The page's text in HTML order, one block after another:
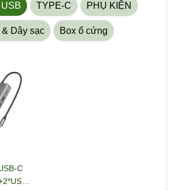
TYPE-C PHỤ KIỆN
& Dây sạc Box ổ cứng
C